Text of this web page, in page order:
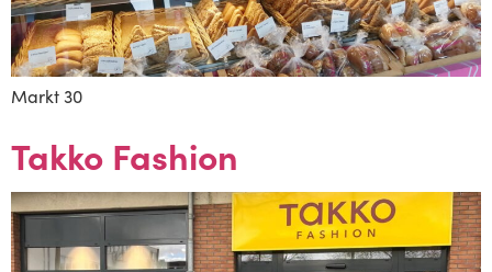
Markt 30
Takko Fashion